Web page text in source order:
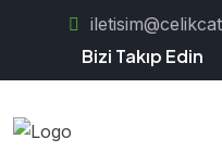
Bizi Takıp Edin